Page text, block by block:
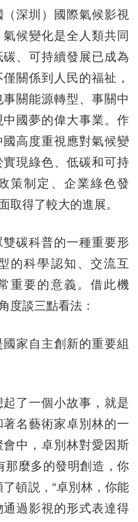
深圳）國際氣候影視
候變化是全人類共同
、可持續發展已成為
關係到人民的福祉，
關能源轉型、事關中
國夢的偉大事業。作
高度重視應對氣候變
現綠色、低碳和可持
策制定、企業綠色發
取得了較大的進展。
碳科普的一種重要形
的科學認知、交流互
重要的意義。借此機
度談三點看法：
家自主創新的重要組
了一個小故事，就是
名藝術家卓別林的一
中，卓別林對愛因斯
那麼多的發明創造，你
頓説，“卓別林，你能
過影視的形式表達得